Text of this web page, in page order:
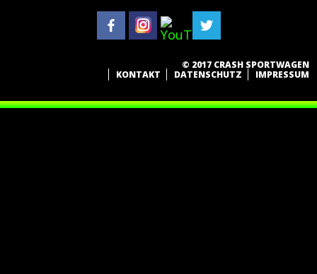
© 2017 CRASH SPORTWAGEN
KONTAKT
DATENSCHUTZ IMPRESSUM